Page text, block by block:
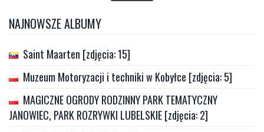
NAJNOWSZE ALBUMY
Saint Maarten [zdjęcia: 15]
Muzeum Motoryzacji i techniki w Kobyłce [zdjęcia: 5]
MAGICZNE OGRODY RODZINNY PARK TEMATYCZNY
JANOWIEC, PARK ROZRYWKI LUBELSKIE [zdjęcia: 2]